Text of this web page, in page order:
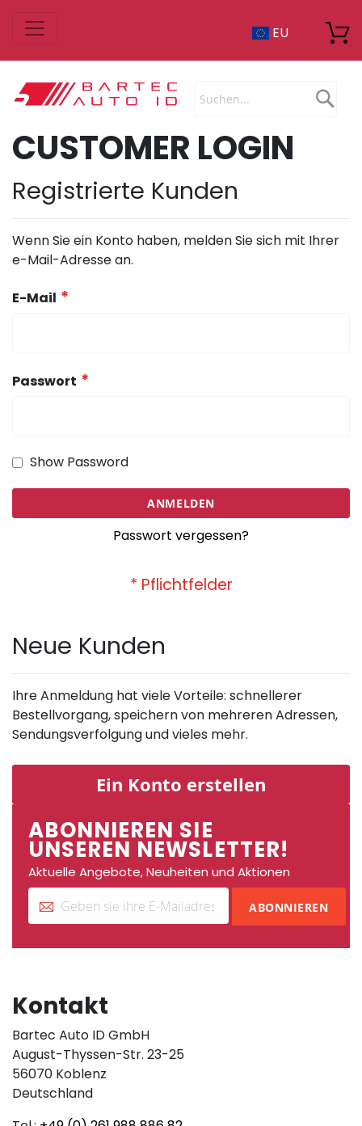
Zum
Inhalt
EU
CUSTOMER LOGIN
Registrierte Kunden
Wenn Sie ein Konto haben, melden Sie sich mit Ihrer
e-Mail-Adresse an.
E-Mail
Passwort
Show Password
ANMELDEN
Passwort vergessen?
Neue Kunden
Ihre Anmeldung hat viele Vorteile: schnellerer
Bestellvorgang, speichern von mehreren Adressen,
Sendungsverfolgung und vieles mehr.
Ein Konto erstellen
ABONNIEREN SIE
UNSEREN NEWSLETTER!
Aktuelle Angebote, Neuheiten und Aktionen
ABONNIEREN
Kontakt
Bartec Auto ID GmbH
August-Thyssen-Str. 23-25
56070 Koblenz
Deutschland